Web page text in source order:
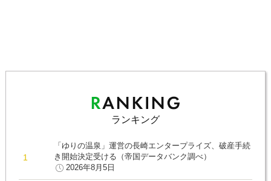
ランキング
「ゆりの温泉」運営の長崎エンタープライズ、破産手続
き開始決定受ける（帝国データバンク調べ）
2026年8月5日